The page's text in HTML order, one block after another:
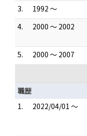
3.
1992 ～
4.
2000 ～ 2002
5.
2000 ～ 2007
職歴
1.
2022/04/01 ～